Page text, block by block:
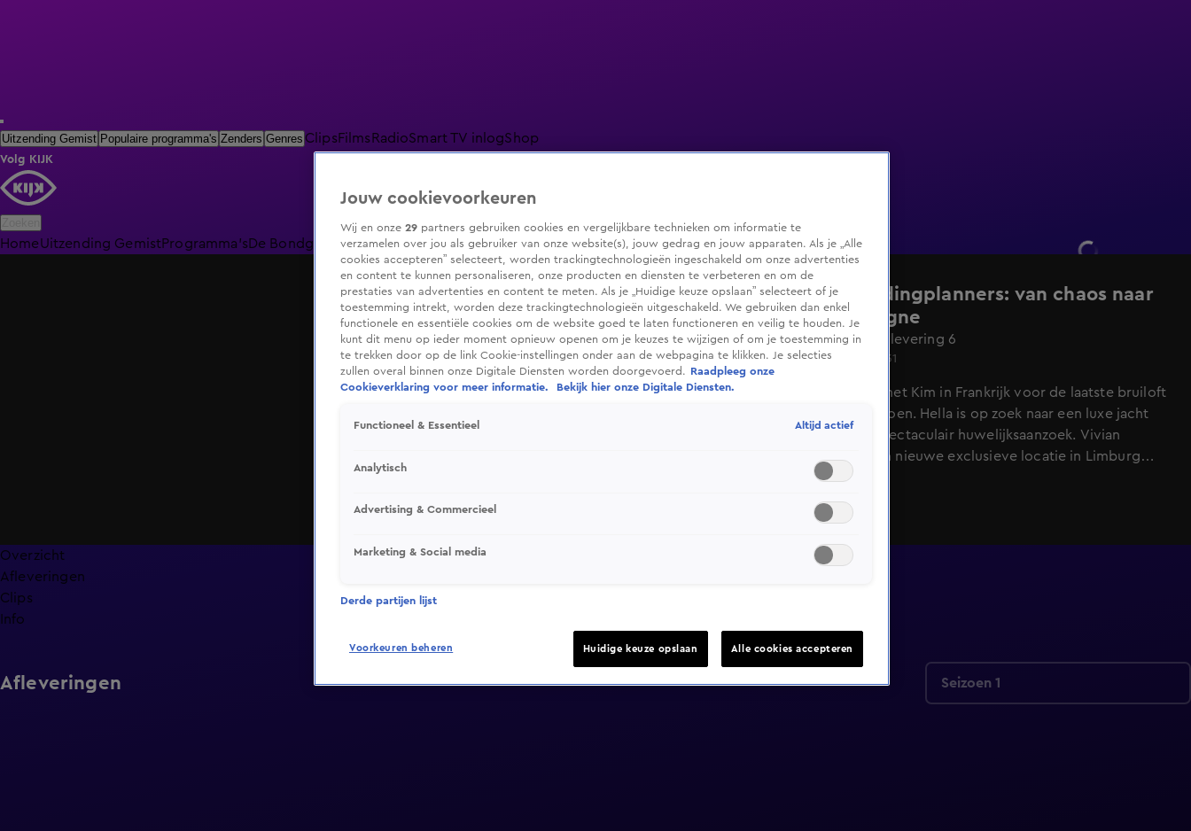
Uitzending Gemist Populaire programma's Zenders Genres ClipsFilmsRadioSmart TV inlogShop
Volg KIJK
HomeUitzending GemistProgramma's De BondgenotenDe OranjezomerLivestreamsShop
De weddingplanners: van chaos naar
champagne
Seizoen 1, aflevering 6
Di 19 mei, 21:31
Susanna is met Kim in Frankrijk voor de laatste bruiloft
van het seizoen. Hella is op zoek naar een luxe jacht
voor een spectaculair huwelijksaanzoek. Vivian
bezoekt een nieuwe exclusieve locatie in Limburg
voor haar portfolio. In verband met de hitte, treffen
Nikki en Inge in Toscane extra maatregelen voor de
ceremonie. En tot overmaat van ramp, loopt er een
gast rond op het terrein, die niet op de gastenlijst
staat.
Overzicht
Afleveringen
Clips
Info
Afleveringen Seizoen 1
Jouw cookievoorkeuren
Wij en onze 29 partners gebruiken cookies en vergelijkbare technieken om informatie te
verzamelen over jou als gebruiker van onze website(s), jouw gedrag en jouw apparaten. Als je „Alle
cookies accepteren” selecteert, worden trackingtechnologieën ingeschakeld om onze advertenties
en content te kunnen personaliseren, onze producten en diensten te verbeteren en om de
prestaties van advertenties en content te meten. Als je „Huidige keuze opslaan” selecteert of je
toestemming intrekt, worden deze trackingtechnologieën uitgeschakeld. We gebruiken dan enkel
functionele en essentiële cookies om de website goed te laten functioneren en veilig te houden. Je
kunt dit menu op ieder moment opnieuw openen om je keuzes te wijzigen of om je toestemming in
te trekken door op de link Cookie-instellingen onder aan de webpagina te klikken. Je selecties
zullen overal binnen onze Digitale Diensten worden doorgevoerd.
Raadpleeg onze
Cookieverklaring voor meer informatie.
Bekijk hier onze Digitale Diensten.
Functioneel & Essentieel Altijd actief
Analytisch
Advertising & Commercieel
Marketing & Social media
Derde partijen lijst
Voorkeuren beheren Huidige keuze opslaan Alle cookies accepteren